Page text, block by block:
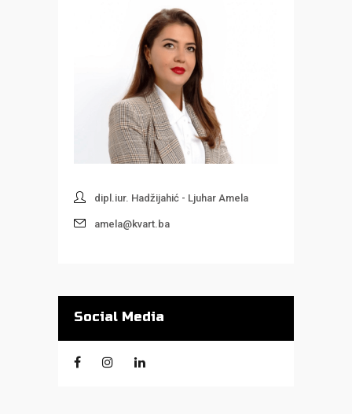
dipl.iur. Hadžijahić - Ljuhar Amela
amela@kvart.ba
Social Media